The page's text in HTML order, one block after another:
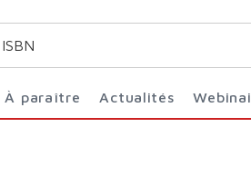
À paraître Actualités